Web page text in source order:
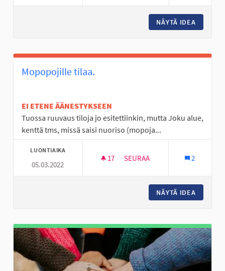
NÄYTÄ IDEA
Mopopojille tilaa.
EI ETENE ÄÄNESTYKSEEN
Tuossa ruuvaus tiloja jo esitettiinkin, mutta Joku alue,
kenttä tms, missä saisi nuoriso (mopoja...
LUONTIAIKA
05.03.2022
17 17 SEURAAJAA
SEURAA 2
NÄYTÄ IDEA